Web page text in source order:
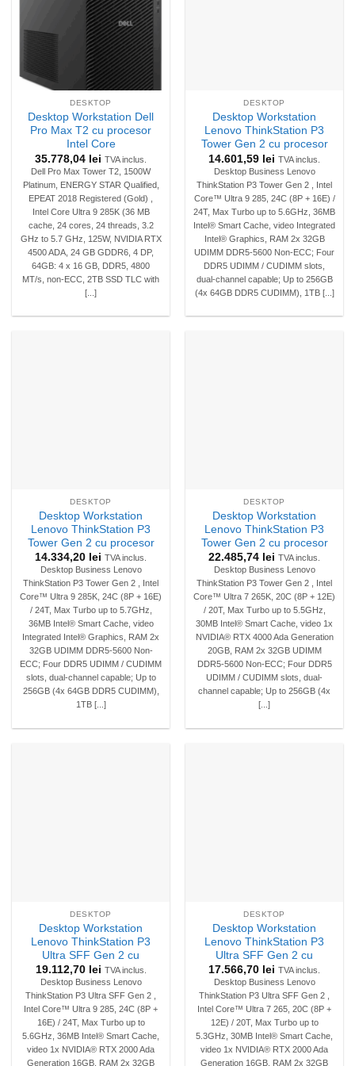
DESKTOP
Desktop Workstation Dell
Pro Max T2 cu procesor
Intel Core
35.778,04 lei TVA inclus.
Dell Pro Max Tower T2, 1500W
Platinum, ENERGY STAR Qualified,
EPEAT 2018 Registered (Gold) ,
Intel Core Ultra 9 285K (36 MB
cache, 24 cores, 24 threads, 3.2
GHz to 5.7 GHz, 125W, NVIDIA RTX
4500 ADA, 24 GB GDDR6, 4 DP,
64GB: 4 x 16 GB, DDR5, 4800
MT/s, non-ECC, 2TB SSD TLC with
[...]
DESKTOP
Desktop Workstation
Lenovo ThinkStation P3
Tower Gen 2 cu procesor
14.601,59 lei TVA inclus.
Desktop Business Lenovo
ThinkStation P3 Tower Gen 2 , Intel
Core™ Ultra 9 285, 24C (8P + 16E) /
24T, Max Turbo up to 5.6GHz, 36MB
Intel® Smart Cache, video Integrated
Intel® Graphics, RAM 2x 32GB
UDIMM DDR5-5600 Non-ECC; Four
DDR5 UDIMM / CUDIMM slots,
dual-channel capable; Up to 256GB
(4x 64GB DDR5 CUDIMM), 1TB [...]
DESKTOP
Desktop Workstation
Lenovo ThinkStation P3
Tower Gen 2 cu procesor
14.334,20 lei TVA inclus.
Desktop Business Lenovo
ThinkStation P3 Tower Gen 2 , Intel
Core™ Ultra 9 285K, 24C (8P + 16E)
/ 24T, Max Turbo up to 5.7GHz,
36MB Intel® Smart Cache, video
Integrated Intel® Graphics, RAM 2x
32GB UDIMM DDR5-5600 Non-
ECC; Four DDR5 UDIMM / CUDIMM
slots, dual-channel capable; Up to
256GB (4x 64GB DDR5 CUDIMM),
1TB [...]
DESKTOP
Desktop Workstation
Lenovo ThinkStation P3
Tower Gen 2 cu procesor
22.485,74 lei TVA inclus.
Desktop Business Lenovo
ThinkStation P3 Tower Gen 2 , Intel
Core™ Ultra 7 265K, 20C (8P + 12E)
/ 20T, Max Turbo up to 5.5GHz,
30MB Intel® Smart Cache, video 1x
NVIDIA® RTX 4000 Ada Generation
20GB, RAM 2x 32GB UDIMM
DDR5-5600 Non-ECC; Four DDR5
UDIMM / CUDIMM slots, dual-
channel capable; Up to 256GB (4x
[...]
DESKTOP
Desktop Workstation
Lenovo ThinkStation P3
Ultra SFF Gen 2 cu
19.112,70 lei TVA inclus.
Desktop Business Lenovo
ThinkStation P3 Ultra SFF Gen 2 ,
Intel Core™ Ultra 9 285, 24C (8P +
16E) / 24T, Max Turbo up to
5.6GHz, 36MB Intel® Smart Cache,
video 1x NVIDIA® RTX 2000 Ada
Generation 16GB, RAM 2x 32GB
DESKTOP
Desktop Workstation
Lenovo ThinkStation P3
Ultra SFF Gen 2 cu
17.566,70 lei TVA inclus.
Desktop Business Lenovo
ThinkStation P3 Ultra SFF Gen 2 ,
Intel Core™ Ultra 7 265, 20C (8P +
12E) / 20T, Max Turbo up to
5.3GHz, 30MB Intel® Smart Cache,
video 1x NVIDIA® RTX 2000 Ada
Generation 16GB, RAM 2x 32GB